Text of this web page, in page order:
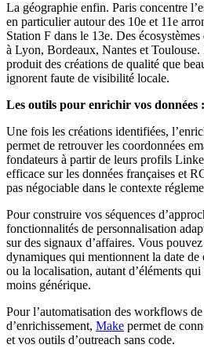
La géographie enfin. Paris concentre
en particulier autour des 10e et 11e
Station F dans le 13e. Des
à Lyon, Bordeaux, Nantes et
produit des créations de qualité que
ignorent faute de visibilité locale.
Les outils pour enrichir vos données :
Une fois les créations identifiées,
permet de retrouver les coordonnées
fondateurs à partir de leurs profils
efficace sur les données françaises et
pas négociable dans le contexte
Pour construire vos séquences
fonctionnalités de personnalisation
sur des signaux d’affaires. Vous
dynamiques qui mentionnent la date de
ou la localisation, autant d’éléments
moins générique.
Pour l’automatisation des workflows
d’enrichissement, Make permet de
et vos outils d’outreach sans code.